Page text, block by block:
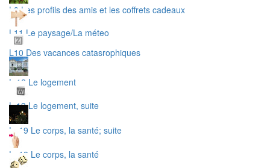
L9 Les profils des amis et les coffrets cadeaux
L11 Le paysage/La méteo
L10 Des vacances catasrophiques
L 12 Le logement
L 13 Le logement, suite
L. 19 Le corps, la santé; suite
L. 18 Le corps, la santé